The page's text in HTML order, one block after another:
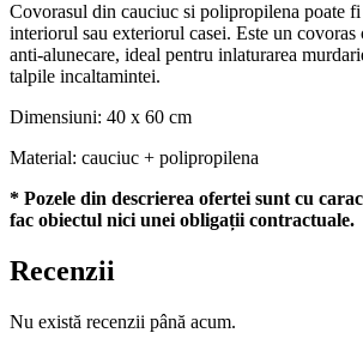
Covorasul din cauciuc si polipropilena poate fi
interiorul sau exteriorul casei. Este un covoras
anti-alunecare, ideal pentru inlaturarea
talpile incaltamintei.
Dimensiuni: 40 x 60 cm
Material: cauciuc + polipropilena
* Pozele din descrierea ofertei sunt cu
fac obiectul nici unei obligații contractuale.
Recenzii
Nu există recenzii până acum.